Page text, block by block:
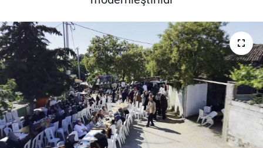
Kadın & Aile
Kültür & Sanat
Sağlık
Siyaset